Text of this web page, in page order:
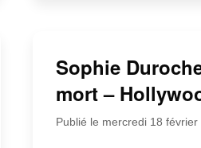
Sophie
mort –
Publié le mercredi 18 février